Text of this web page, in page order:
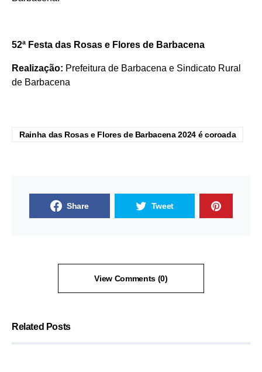
52ª Festa das Rosas e Flores de Barbacena
Realização: Prefeitura de Barbacena e Sindicato Rural
de Barbacena
Rainha das Rosas e Flores de Barbacena 2024 é coroada
Share Tweet
View Comments (0)
Related Posts